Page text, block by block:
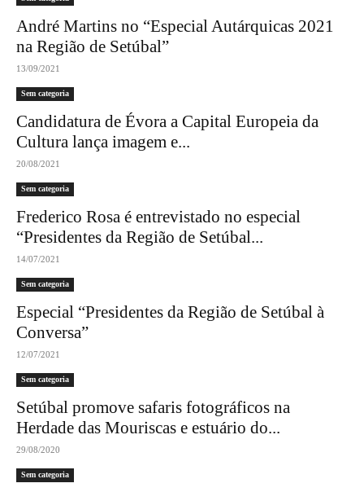
André Martins no “Especial Autárquicas 2021
na Região de Setúbal”
13/09/2021
Sem categoria
Candidatura de Évora a Capital Europeia da
Cultura lança imagem e...
20/08/2021
Sem categoria
Frederico Rosa é entrevistado no especial
“Presidentes da Região de Setúbal...
14/07/2021
Sem categoria
Especial “Presidentes da Região de Setúbal à
Conversa”
12/07/2021
Sem categoria
Setúbal promove safaris fotográficos na
Herdade das Mouriscas e estuário do...
29/08/2020
Sem categoria